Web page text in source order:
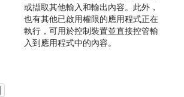
或擷取其他輸入和輸出內容。此外，
也有其他已啟用權限的應用程式正在
執行，可用於控制裝置並直接控管輸
入到應用程式中的內容。